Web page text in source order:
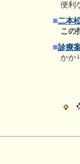
便利
■二本
この
■診療
かか